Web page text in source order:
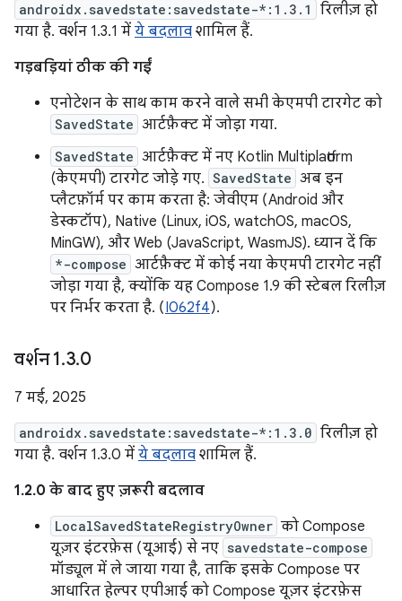
androidx.savedstate:savedstate-*:1.3.1
रिलीज़ हो
गया है. वर्शन 1.3.1 में ये बदलाव शामिल हैं.
गड़बड़ियां ठीक की गईं
एनोटेशन के साथ काम करने वाले सभी केएमपी टारगेट को
SavedState आर्टफ़ैक्ट में जोड़ा गया.
SavedState आर्टफ़ैक्ट में नए Kotlin Multiplatform
(केएमपी) टारगेट जोड़े गए. SavedState अब इन
प्लैटफ़ॉर्म पर काम करता है: जेवीएम (Android और
डेस्कटॉप), Native (Linux, iOS, watchOS, macOS,
MinGW), और Web (JavaScript, WasmJS). ध्यान दें कि
*-compose आर्टफ़ैक्ट में कोई नया केएमपी टारगेट नहीं
जोड़ा गया है, क्योंकि यह Compose 1.9 की स्टेबल रिलीज़
पर निर्भर करता है. (I062f4).
वर्शन 1.3.0
7 मई, 2025
androidx.savedstate:savedstate-*:1.3.0 रिलीज़ हो
गया है. वर्शन 1.3.0 में ये बदलाव शामिल हैं.
1.2.0 के बाद हुए ज़रूरी बदलाव
LocalSavedStateRegistryOwner को Compose
यूज़र इंटरफ़ेस (यूआई) से नए savedstate-compose
मॉड्यूल में ले जाया गया है, ताकि इसके Compose पर
आधारित हेल्पर एपीआई को Compose यूज़र इंटरफ़ेस